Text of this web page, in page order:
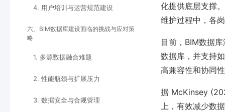
4. 用户培训与运营规范建设
六、BIM数据库建设面临的挑战与应对策
略
1. 多源数据融合难题
2. 性能瓶颈与扩展压力
3. 数据安全与合规管理
化提供底层支撑。
维护过程中，各
目前，BIM数据
数据库，并支持
高兼容性和协同
据 McKinsey
上，有效减少数